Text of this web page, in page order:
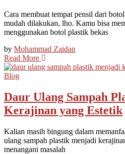
Cara membuat tempat pensil dari
mudah dilakukan, lho. Kamu bisa
menggunakan botol plastik bekas
by Mohammad Zaidan
Read More
Blog
Daur Ulang Sampah
Kerajinan yang Estetik
Kalian masih bingung dalam
ulang sampah plastik menjadi
menangani masalah